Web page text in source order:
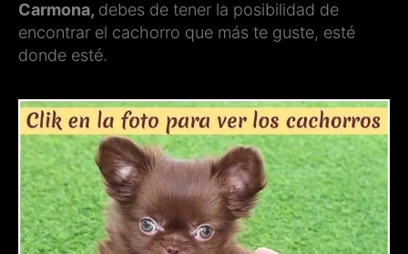
Carmona, debes de tener la posibilidad de
encontrar el cachorro que más te guste, esté
donde esté.